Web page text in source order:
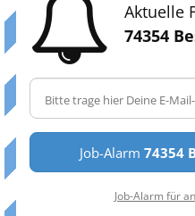
Aktuelle
74354
Job-Alarm 74354
Job-Alarm für